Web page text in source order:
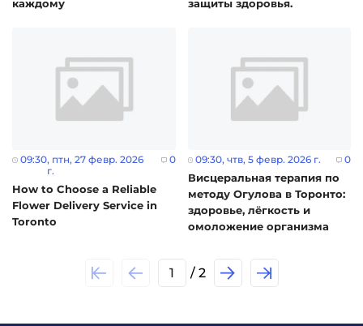
каждому
защиты здоровья.
09:30, птн, 27 февр. 2026
г.
0
How to Choose a Reliable
Flower Delivery Service in
Toronto
09:30, чтв, 5 февр. 2026 г. 0
Висцеральная терапия по
методу Огулова в Торонто:
здоровье, лёгкость и
омоложение организма
1 / 2